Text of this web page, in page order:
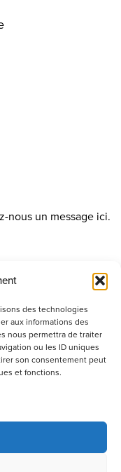
des technologies
aux informations des
nous permettra de traiter
ou les ID uniques
son consentement peut
et fonctions.
nous un message ici.
votre candidature